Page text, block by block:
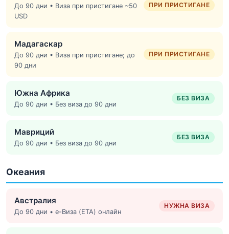
До 90 дни • Виза при пристигане ~50
USD
ПРИ ПРИСТИГАНЕ
Мадагаскар
До 90 дни • Виза при пристигане; до
90 дни
ПРИ ПРИСТИГАНЕ
Южна Африка
До 90 дни • Без виза до 90 дни
БЕЗ ВИЗА
Мавриций
До 90 дни • Без виза до 90 дни
БЕЗ ВИЗА
Океания
Австралия
До 90 дни • е-Виза (ETA) онлайн
НУЖНА ВИЗА